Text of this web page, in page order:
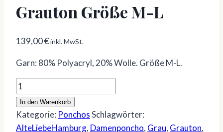
Grauton Größe M-L
139,00€inkl. MwSt.
Garn: 80% Polyacryl, 20% Wolle. Größe M-L.
Poncho
♥
Nebelstrand
♥
In den Warenkorb
Kategorie: PonchosSchlagwörter:
AlteLiebeHamburg, Damenponcho, Grau, Grauton,